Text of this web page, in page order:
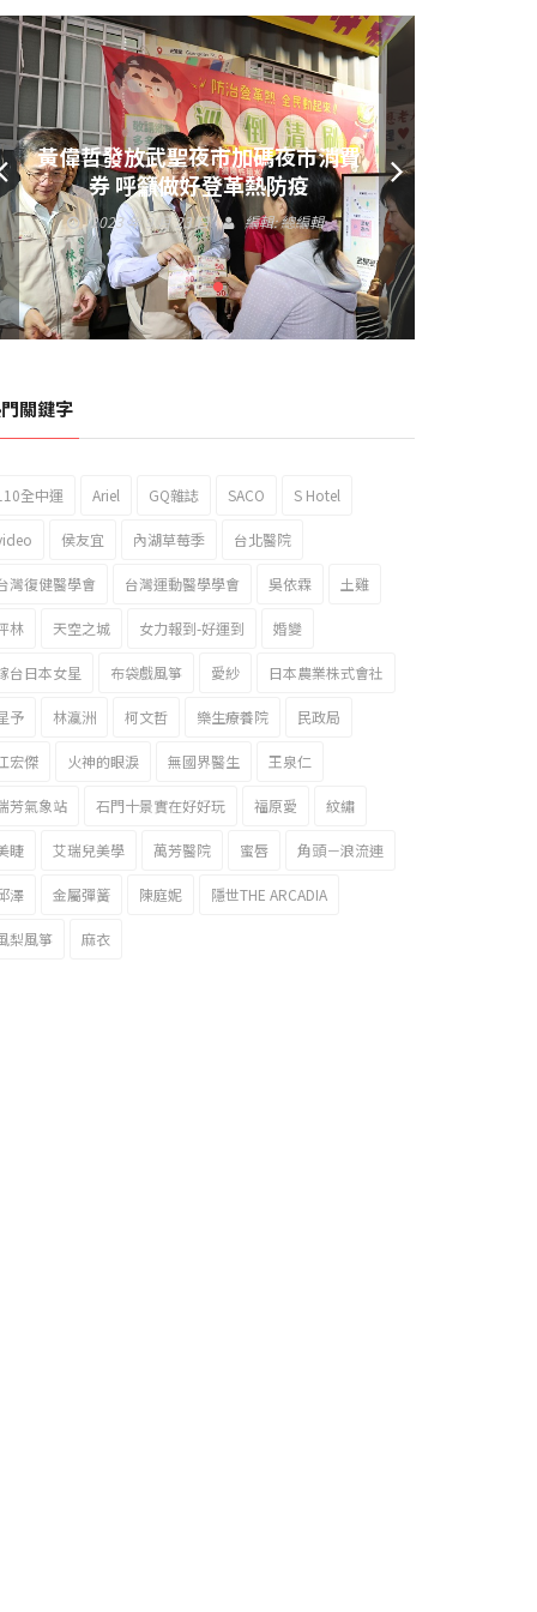
黃偉哲發放武聖夜市加碼夜市消費
券 呼籲做好登革熱防疫
2023 年 9 月 23 日 編輯:總編輯
關鍵字
全中運 Ariel GQ雜誌 SACO S Hotel
侯友宜 內湖草莓季 台北醫院
灣復健醫學會 台灣運動醫學學會 吳依霖 土雞
林 天空之城 女力報到-好運到 婚變
台日本女星 布袋戲風箏 愛紗 日本農業株式會社
予 林瀛洲 柯文哲 樂生療養院 民政局
宏傑 火神的眼淚 無國界醫生 王泉仁
芳氣象站 石門十景實在好好玩 福原愛 紋繡
睫 艾瑞兒美學 萬芳醫院 蜜唇 角頭－浪流連
澤 金屬彈簧 陳庭妮 隱世THE ARCADIA
梨風箏 麻衣